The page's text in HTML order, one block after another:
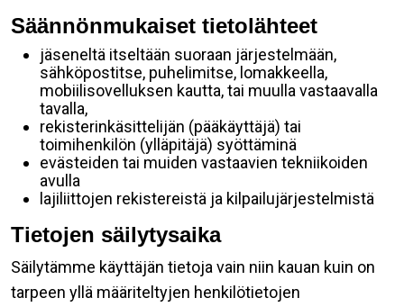
Säännönmukaiset tietolähteet
jäseneltä itseltään suoraan järjestelmään,
sähköpostitse, puhelimitse, lomakkeella,
mobiilisovelluksen kautta, tai muulla vastaavalla
tavalla,
rekisterinkäsittelijän (pääkäyttäjä) tai
toimihenkilön (ylläpitäjä) syöttäminä
evästeiden tai muiden vastaavien tekniikoiden
avulla
lajiliittojen rekistereistä ja kilpailujärjestelmistä
Tietojen säilytysaika
Säilytämme käyttäjän tietoja vain niin kauan kuin on
tarpeen yllä määriteltyjen henkilötietojen